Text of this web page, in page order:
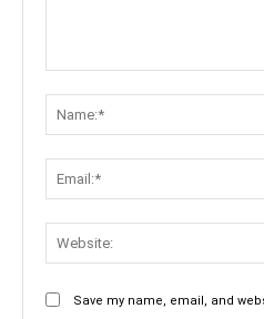
Save my name, email, and